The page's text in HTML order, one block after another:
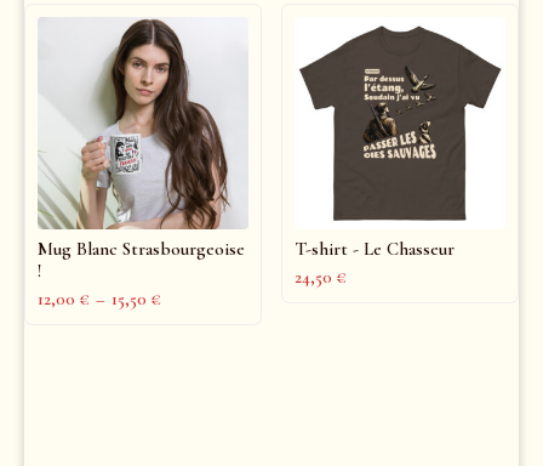
Mug Blanc Strasbourgeoise
!
12,00 € – 15,50 €
T-shirt - Le Chasseur
24,50 €